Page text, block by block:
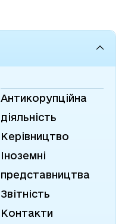
Антикорупційна
діяльність
Керівництво
Іноземні
представництва
Звітність
Контакти